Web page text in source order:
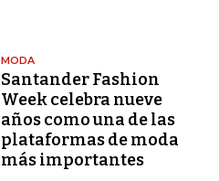
MODA
Santander Fashion
Week celebra nueve
años como una de las
plataformas de moda
más importantes